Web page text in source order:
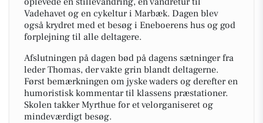
Vadehavet og en cykeltur i Marbæk. Dagen blev
også krydret med et besøg i Eneboerens hus og god
forplejning til alle deltagere.
Afslutningen på dagen bød på dagens sætninger fra
leder Thomas, der vakte grin blandt deltagerne.
Først bemærkningen om jyske waders og derefter en
humoristisk kommentar til klassens præstationer.
Skolen takker Myrthue for et velorganiseret og
mindeværdigt besøg.